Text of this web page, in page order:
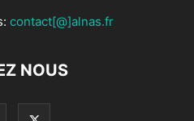
contact[@]alnas.fr
NOUS